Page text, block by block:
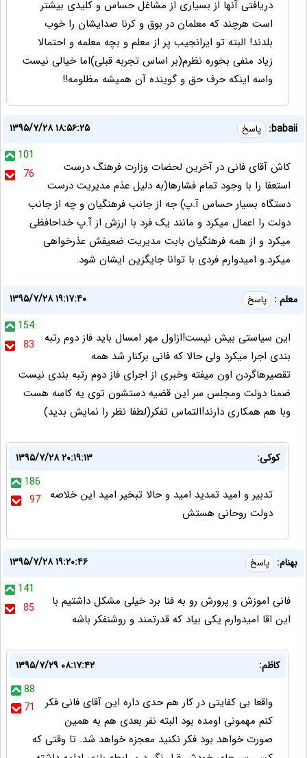
دریافتی آنها از بسیاری از مشاغل حساس و کلیدی بیشتر
است هرچند که معلمان در بوق و کرنا صدایشان را خوب
بلدند! البته تو ایرانجیب پر از معلم و بچه معلمه و احتمالا
زیاد منفی بخوره نظرم(بر اساس تجربه قبلی)اما خیالی نیست
واسه اینکه حرف حق و گوینده آن همیشه مظلومه!!
babaii: پاسخ
۱۳۹۵/۷/۲۸ ۱۸:۵۶:۲۵
101
76
کاش آقای فانی در آخرین لحضات وزارت فرهنگ درست
استعفا را با وجود تمام فشارها(به دلیل عذم مدیریت درست
دستگاه بسیار حساس آ.پ) جه از جانب فرهنگیان و چه از جانب
دولت را اعمال میکرد و مانند یک فرد با ارزش از آ.پ خداحافظی
میکرد و از همه فرهنگیان بابت مدیریت ضعیفش عذرخواهی
میکرد.و امیدوارم فردی با توانا جایگزین ایشان شود.
معلم : پاسخ
۱۳۹۵/۷/۲۸ ۱۹:۱۷:۴۰
154
83
این سیاستی بیش نیست!ازاول مهر امسال باید فاز دوم رتبه
بندی اجرا میکرد ولی حالا که فانی برکنار شد همه
تقصیرهاگردن اون میفته وخبری از اجرای فاز دوم رتبه بندی نیست
ضمنا دولت ومجلس سر این قضیه دستشون توی یه کاسه هست
وبا هم همکاری دارند!التماس تفکر(لطفا نظر را نمایش بدید)
کوکی:
۱۳۹۵/۷/۲۸ ۲۰:۱۹:۱۳
186
97
تدبیر و امید تمدید امید و حالا تبخیر امید این خلاصه
دولت روحانی هستش
بهنام: پاسخ
۱۳۹۵/۷/۲۸ ۱۹:۲۰:۴۶
141
85
فانی اموزش و پرورش رو به فنا برد خیلی مشکل داشتیم با
این اقا امیدوارم یکی بیاد که قدرتمند و روشنفکر باشه
کاظم:
۱۳۹۵/۷/۲۹ ۰۸:۱۷:۴۲
88
71
واقعا بی کفایتی در کار هم حدی داره این آقای فانی فکر
کنم مهمونی اومده بود البته نفر بعدی هم به همین
صورت خواهد بود فکر نکنید معجزه خواهد شد. تا وقتی که